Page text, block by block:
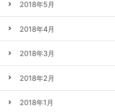
2018年5月
2018年4月
2018年3月
2018年2月
2018年1月